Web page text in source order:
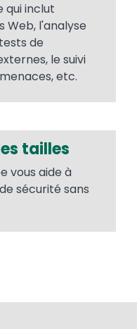
qui inclut
Web, l'analyse
de
le suivi
etc.
tailles
vous aide à
sécurité sans